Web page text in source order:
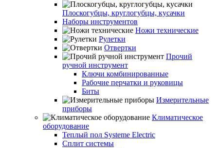
Плоскогубцы, круглогубцы, кусачки
Наборы инструментов
Ножи технические
Рулетки
Отвертки
Прочий
ручной инструмент
Ключи комбинированные
Рабочие перчатки и руковицы
Биты
Измерительные
приборы
Климатическое
оборудование
Теплый пол Systeme Electric
Сплит системы